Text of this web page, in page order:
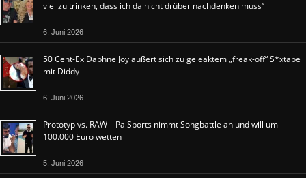
viel zu trinken, dass ich da nicht drüber nachdenken muss“
6. Juni 2026
50 Cent-Ex Daphne Joy äußert sich zu geleaktem „freak-off“ S*xtape
mit Diddy
6. Juni 2026
Prototyp vs. RAW – Pa Sports nimmt Songbattle an und will um
100.000 Euro wetten
5. Juni 2026